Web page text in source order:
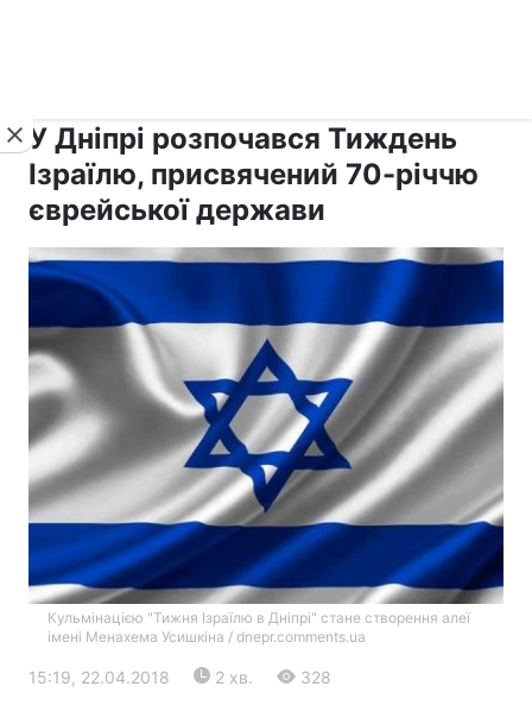
У Дніпрі розпочався Тиждень
Ізраїлю, присвячений 70-річчю
єврейської держави
Кульмінацією "Тижня Ізраїлю в Дніпрі" стане створення алеї
імені Менахема Усишкіна / dnepr.comments.ua
15:19, 22.04.2018 2 хв. 328